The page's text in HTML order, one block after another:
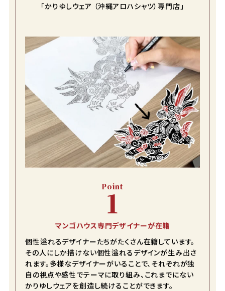
「かりゆしウェア （沖縄アロハシャツ）専門店」
Point
1
マンゴハウス専門デザイナーが在籍
個性溢れるデザイナーたちがたくさん在籍しています。
その人にしか描けない個性溢れるデザインが生み出さ
れます。多様なデザイナーがいることで、それぞれが独
自の視点や感性でテーマに取り組み、これまでにない
かりゆしウェアを創造し続けることができます。